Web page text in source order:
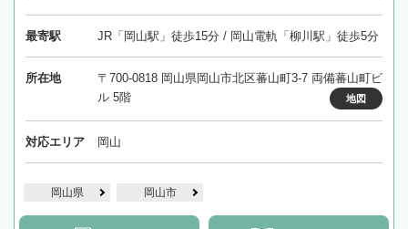
最寄駅 JR「岡山駅」徒歩15分 / 岡山電軌「柳川駅」徒歩5分
所在地
〒700-0818 岡山県岡山市北区蕃山町3-7 両備蕃山町ビ
ル 5階
地図
対応エリア 岡山
岡山県 岡山市